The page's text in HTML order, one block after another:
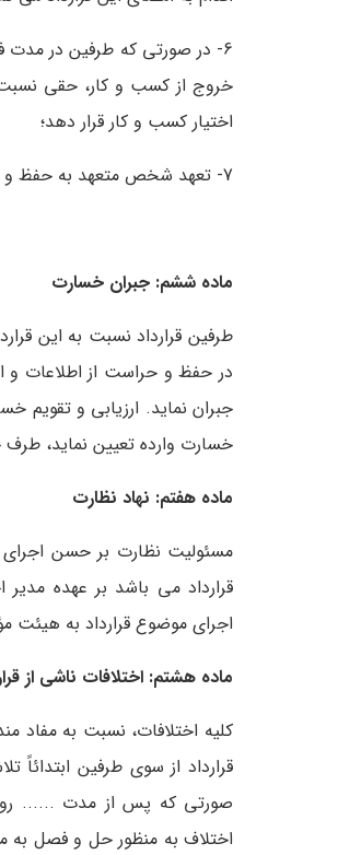
6- در صورتی که طرفین در مدت
خروج از کسب و کار، حقی نسبت
اختیار کسب و کار قرار دهد؛
7- تعهد شخص متعهد به حفظ و حراست از اسناد و اطلاعات، تعهد به نتیجه می باشد.
ماده ششم: جبران خسارت
طرفین قرارداد نسبت به این
در حفظ و حراست از اطلاعات
جبران نماید. ارزیابی و تقویم
خسارت وارده تعیین نماید،
ماده هفتم: نهاد نظارت
مسئولیت نظارت بر حسن اجرای
قرارداد می باشد بر عهده
اجرای موضوع قرارداد به هیئت
ماده هشتم: اختلافات ناشی از
کلیه اختلافات، نسبت به مفاد
قرارداد از سوی طرفین
صورتی که پس از مدت ...... روز
اختلاف به منظور حل و فصل به